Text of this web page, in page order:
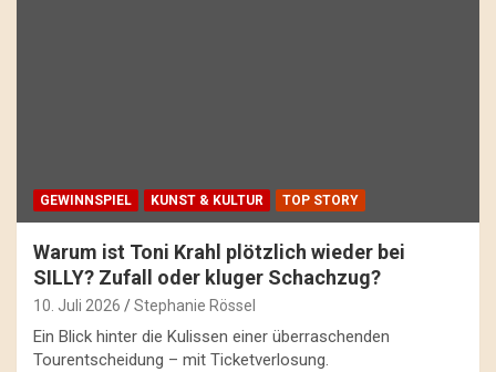
GEWINNSPIEL KUNST & KULTUR TOP STORY
Warum ist Toni Krahl plötzlich wieder bei
SILLY? Zufall oder kluger Schachzug?
10. Juli 2026 Stephanie Rössel
Ein Blick hinter die Kulissen einer überraschenden
Tourentscheidung – mit Ticketverlosung.